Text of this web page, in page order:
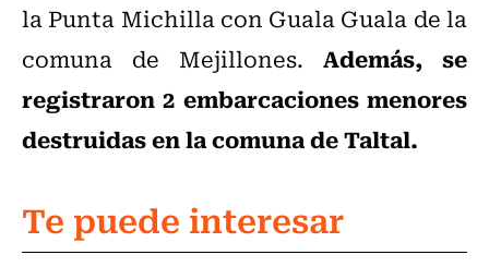
la Punta Michilla con Guala Guala de la
comuna de Mejillones. Además, se
registraron 2 embarcaciones menores
destruidas en la comuna de Taltal.
Te puede interesar